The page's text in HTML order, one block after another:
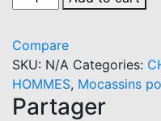
college
cuir
noir
hight
quality
Compare
SKU: N/A Categories:
HOMMES, Mocassins
Partager